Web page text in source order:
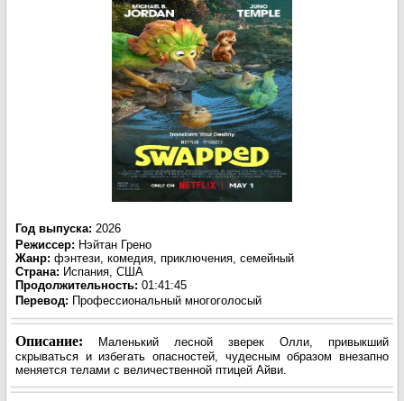
Год выпуска: 2026
Режиссер: Нэйтан Грено
Жанр: фэнтези, комедия, приключения, семейный
Страна: Испания, США
Продолжительность: 01:41:45
Перевод: Профессиональный многоголосый
Описание: Маленький лесной зверек Олли, привыкший
скрываться и избегать опасностей, чудесным образом внезапно
меняется телами с величественной птицей Айви.